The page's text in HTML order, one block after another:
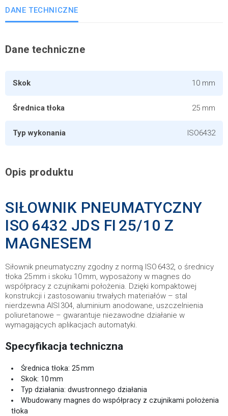
DANE TECHNICZNE
Dane techniczne
Skok 10 mm
Średnica tłoka 25 mm
Typ wykonania ISO6432
Opis produktu
SIŁOWNIK PNEUMATYCZNY
ISO 6432 JDS FI 25/10 Z
MAGNESEM
Siłownik pneumatyczny zgodny z normą ISO 6432, o średnicy
tłoka 25 mm i skoku 10 mm, wyposażony w magnes do
współpracy z czujnikami położenia. Dzięki kompaktowej
konstrukcji i zastosowaniu trwałych materiałów – stal
nierdzewna AISI 304, aluminium anodowane, uszczelnienia
poliuretanowe – gwarantuje niezawodne działanie w
wymagających aplikacjach automatyki.
Specyfikacja techniczna
Średnica tłoka: 25 mm
Skok: 10 mm
Typ działania: dwustronnego działania
Wbudowany magnes do współpracy z czujnikami położenia
tłoka